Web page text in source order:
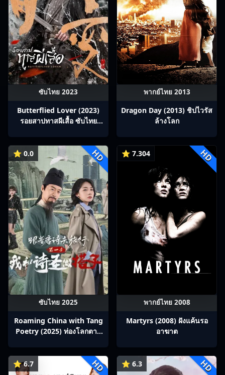
ซับไทย 2023
Butterflied Lover (2023)
รอยสาปทาสผีเสื้อ ซับไทย
พากย์ไทย 2013
Dragon Day (2013) ชิปไวรัส
ล้างโลก
⭐ 0.0 HD
ซับไทย 2025
Roaming China with Tang
Poetry (2025) ท่องโลกตาม
⭐ 7.304 HD
พากย์ไทย 2008
Martyrs (2008) ฝังแค้นรอ
อาฆาต
⭐ 6.7 HD ⭐ 6.3 HD